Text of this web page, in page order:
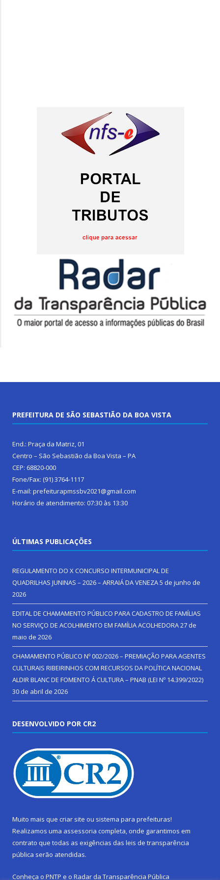
PREFEITURA DE SÃO SEBASTIÃO DA BOA VISTA
End.: Praça da Matriz, 01
Centro – São Sebastião da Boa Vista – PA
CEP: 68820-000
Fone/Fax: (91) 3764-1117
E-mail: prefeiturapmssbv2021@gmail.com
Horário de atendimento: 07:30 às 13:30
ÚLTIMAS PUBLICAÇÕES
REGULAMENTO DO X CONCURSO INTERMUNICIPAL DE
QUADRILHAS JUNINAS – 2026 – ARRAIÁ DA VENEZA5 de junho de
2026
EDITAL DE CHAMAMENTO PÚBLICO PARA CADASTRO DE FAMÍLIAS
NO SERVIÇO DE ACOLHIMENTO EM FAMÍLIA ACOLHEDORA27 de
maio de 2026
CHAMAMENTO PÚBLICO Nº 002/2026 – PREMIAÇÃO PARA AGENTES
CULTURAIS RIBEIRINHOS COM RECURSOS DA POLÍTICA NACIONAL
ALDIR BLANC DE FOMENTO Á CULTURA – PNAB (LEI Nº 14.399/2022)
30 de abril de 2026
DESENVOLVIDO POR CR2
Muito mais que criar site ou sistema para prefeituras!
Realizamos uma assessoria completa, onde garantimos em
contrato que todas as exigências das leis de transparência
pública serão atendidas.
Conheça o PNTP e o Radar da Transparência Pública